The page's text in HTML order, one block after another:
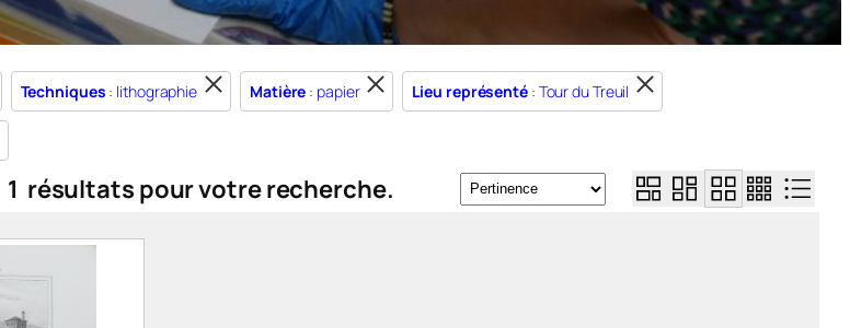
Techniques : lithographie Matière : papier Lieu représenté: Tour du Treuil
1 résultats pour votre recherche.